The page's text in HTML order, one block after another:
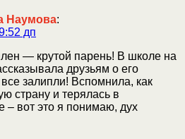
Наумова:
дп
— крутой парень! В школе на
друзьям о его
залипли! Вспомнила, как
страну и терялась в
– вот это я понимаю, дух